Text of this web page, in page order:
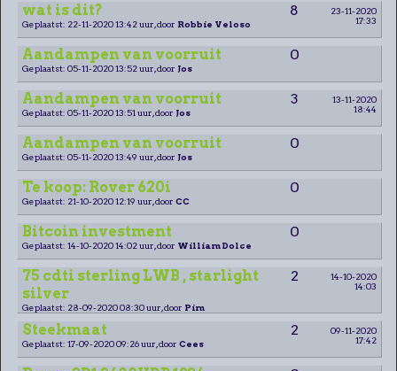
wat is dit? 8
23-11-2020
17:33
Geplaatst: 22-11-2020 13:42 uur, door Robbie Veloso
Aandampen van voorruit 0
Geplaatst: 05-11-2020 13:52 uur, door Jos
Aandampen van voorruit 3
13-11-2020
18:44
Geplaatst: 05-11-2020 13:51 uur, door Jos
Aandampen van voorruit 0
Geplaatst: 05-11-2020 13:49 uur, door Jos
Te koop: Rover 620i 0
Geplaatst: 21-10-2020 12:19 uur, door CC
Bitcoin investment 0
Geplaatst: 14-10-2020 14:02 uur, door William Dolce
75 cdti sterling LWB , starlight
silver
2
14-10-2020
14:03
Geplaatst: 28-09-2020 08:30 uur, door Pim
Steekmaat 2
09-11-2020
17:42
Geplaatst: 17-09-2020 09:26 uur, door Cees